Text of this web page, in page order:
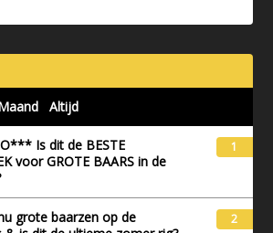
Altijd
Is dit de BESTE
voor GROTE BAARS in de
1
grote baarzen op de
2